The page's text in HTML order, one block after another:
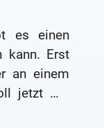
es einen
kann. Erst
an einem
jetzt mit